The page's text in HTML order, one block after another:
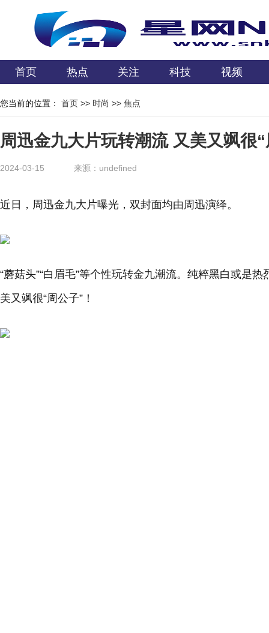
首页 热点 关注 科技 视频
您当前的位置： 首页 >> 时尚 >> 焦点
周迅金九大片玩转潮流 又美又飒很
2024-03-15 来源：undefined
近日，周迅金九大片曝光，双封面均由周迅演绎。
“蘑菇头”“白眉毛”等个性玩转金九潮流。纯粹黑白或是
美又飒很“周公子”！